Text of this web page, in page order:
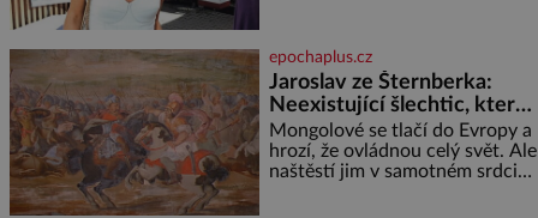
by doufal, že horká zem u
herečky ze seriálu Ulice a
režiséra vychladne,
epochaplus.cz
Jaroslav ze Šternberka:
Neexistující šlechtic, který
z Moravy vyžene Mongoly
Mongolové se tlačí do Evropy a
hrozí, že ovládnou celý svět. Ale
naštěstí jim v samotném srdci